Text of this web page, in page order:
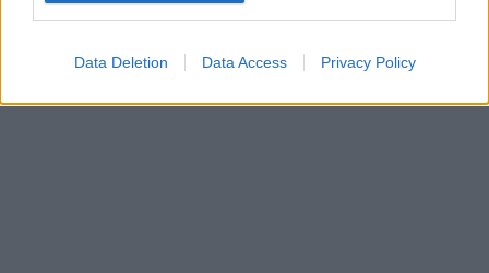
Data Deletion Data Access Privacy Policy